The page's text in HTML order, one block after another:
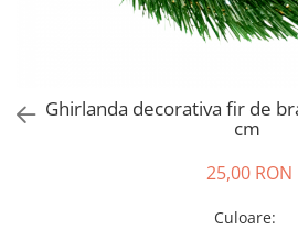
Ghirlanda decorativa fir de
cm
25,00 RON
Culoare: